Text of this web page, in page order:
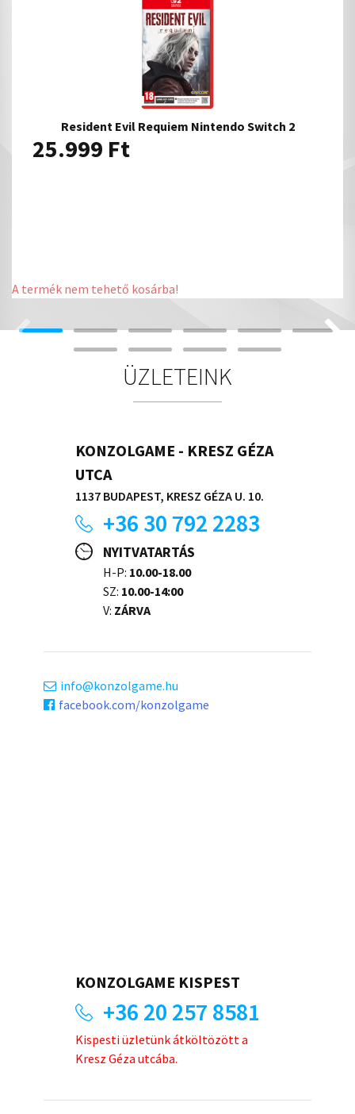
Resident Evil Requiem Nintendo Switch 2
25.999 Ft
A termék nem tehető kosárba!
ÜZLETEINK
KONZOLGAME - KRESZ GÉZA
UTCA
1137 BUDAPEST, KRESZ GÉZA U. 10.
+36 30 792 2283
NYITVATARTÁS
H-P: 10.00-18.00
SZ: 10.00-14:00
V: ZÁRVA
info
konzolgame.hu
facebook.com/konzolgame
KONZOLGAME KISPEST
+36 20 257 8581
Kispesti üzletünk átköltözött a
Kresz Géza utcába.